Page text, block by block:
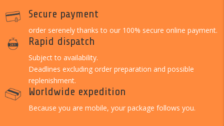
Secure payment
order serenely thanks to our 100% secure online payment.
Rapid dispatch
Subject to availability.
Deadlines excluding order preparation and possible
replenishment.
Worldwide expedition
Because you are mobile, your package follows you.